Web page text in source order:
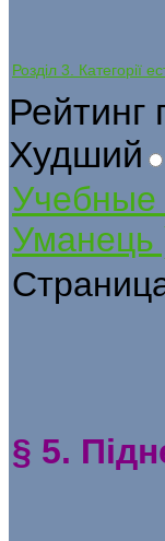
Розділ 3. Категорії
Рейтинг
Худший
Уманець
§ 5.